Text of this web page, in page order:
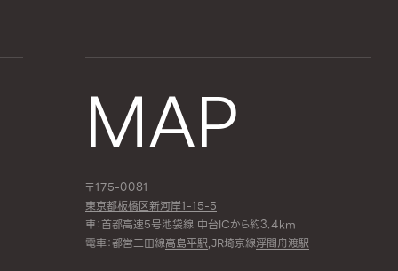
MAP
〒175-0081
東京都板橋区新河岸1-15-5
車：首都高速5号池袋線 中台ICから約3.4km
電車：都営三田線高島平駅,JR埼京線浮間舟渡駅